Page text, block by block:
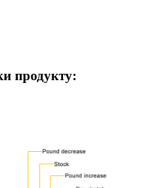
продукту: